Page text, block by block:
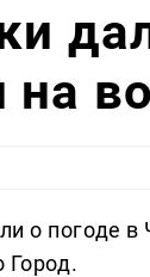
о погоде
Город.